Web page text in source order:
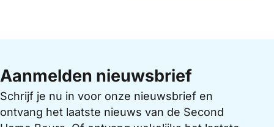
Aanmelden nieuwsbrief
Schrijf je nu in voor onze nieuwsbrief en
ontvang het laatste nieuws van de Second